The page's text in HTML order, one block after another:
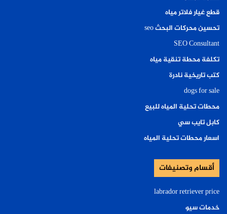
قطع غيار فلاتر مياه
تحسين محركات البحث seo
SEO Consultant
تكلفة محطة تنقية مياه
كتب تاريخية نادرة
dogs for sale
محطات تحلية المياه للبيع
كابل تايب سي
اسعار محطات تحلية المياه
أقسام وتصنيفات
labrador retriever price
خدمات سيو